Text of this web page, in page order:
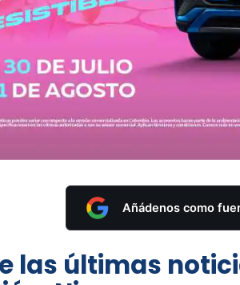
Añádenos como
las últimas